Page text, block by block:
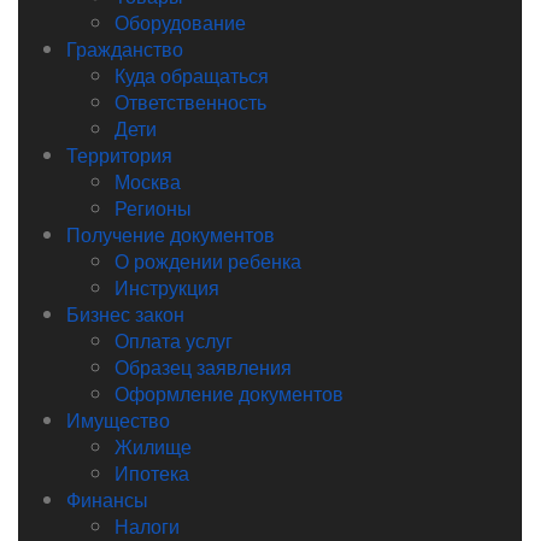
Оборудование
Гражданство
Куда обращаться
Ответственность
Дети
Территория
Москва
Регионы
Получение документов
О рождении ребенка
Инструкция
Бизнес закон
Оплата услуг
Образец заявления
Оформление документов
Имущество
Жилище
Ипотека
Финансы
Налоги